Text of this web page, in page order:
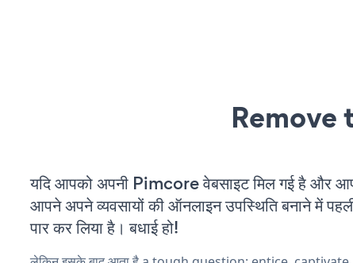
Remove
यदि आपको अपनी Pimcore वेबसाइट मिल गई है और
आपने अपने व्यवसायों की ऑनलाइन उपस्थिति बनाने में
पार कर लिया है। बधाई हो!